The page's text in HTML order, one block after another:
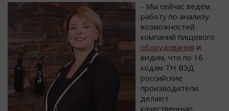
- Мы сейчас ведём
работу по анализу
возможностей
компаний пищевого
оборудования и
видим, что по 16
кодам ТН ВЭД
российские
производители
делают
качественную